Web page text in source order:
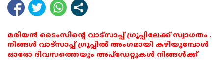
മരിയൻ ടൈംസിന്റെ വാട്സാപ്പ് ഗ്രൂപ്പിലേക്ക് സ്വാഗതം .
നിങ്ങൾ വാട്സാപ്പ് ഗ്രൂപ്പിൽ അംഗമായി കഴിയുമ്പോൾ
ഓരോ ദിവസത്തെയും അപ്ഡേറ്റുകൾ നിങ്ങൾക്ക്